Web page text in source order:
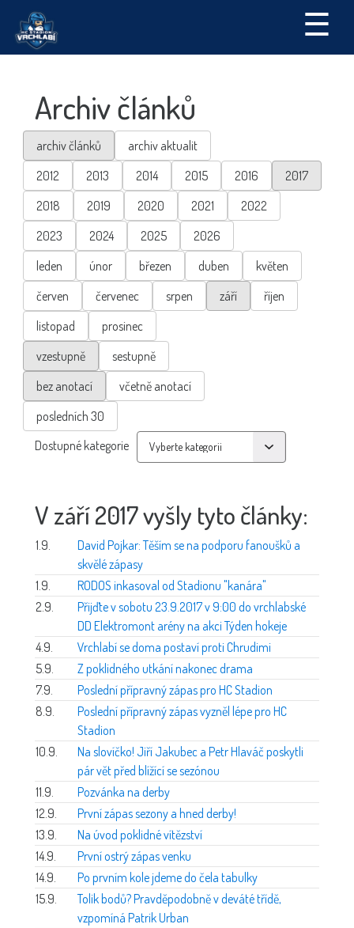
☰
Archiv článků
archiv článků
archiv aktualit
2012
2013 2014 2015 2016
2017
2018
2019 2020 2021
2022
2023
2024 2025
2026
leden
únor březen duben
květen
červen
červenec srpen září
říjen
listopad
prosinec
vzestupně
sestupně
bez anotací
včetně anotací
posledních 30
Dostupné kategorie
V září 2017 vyšly tyto články:
1.9.
David Pojkar: Těším se na podporu fanoušků a
skvělé zápasy
1.9.
RODOS inkasoval od Stadionu "kanára"
2.9.
Přijďte v sobotu 23.9.2017 v 9:00 do vrchlabské
DD Elektromont arény na akci Týden hokeje
4.9.
Vrchlabí se doma postaví proti Chrudimi
5.9.
Z poklidného utkání nakonec drama
7.9.
Poslední přípravný zápas pro HC Stadion
8.9.
Poslední přípravný zápas vyzněl lépe pro HC
Stadion
10.9.
Na slovíčko! Jiří Jakubec a Petr Hlaváč poskytli
pár vět před blížící se sezónou
11.9.
Pozvánka na derby
12.9.
První zápas sezony a hned derby!
13.9.
Na úvod poklidné vítězství
14.9.
První ostrý zápas venku
14.9.
Po prvním kole jdeme do čela tabulky
15.9.
Tolik bodů? Pravděpodobně v deváté třídě,
vzpomíná Patrik Urban